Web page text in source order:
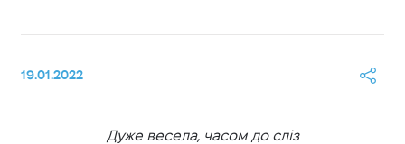
19.01.2022
Дуже весела, часом до сліз